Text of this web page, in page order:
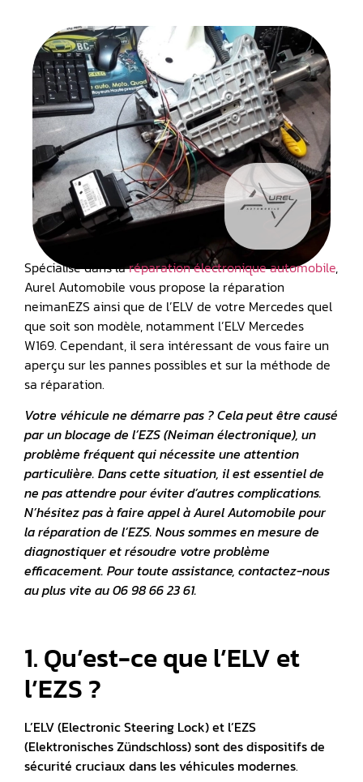
Spécialisé dans laréparation électronique automobile,
Aurel Automobile vous propose la réparation
neimanEZS ainsi que de l’ELV de votre Mercedes quel
que soit son modèle, notamment l’ELV Mercedes
W169. Cependant, il sera intéressant de vous faire un
aperçu sur les pannes possibles et sur la méthode de
sa réparation.
Votre véhicule ne démarre pas ? Cela peut être causé
par un blocage de l’EZS (Neiman électronique), un
problème fréquent qui nécessite une attention
particulière. Dans cette situation, il est essentiel de
ne pas attendre pour éviter d’autres complications.
N’hésitez pas à faire appel à Aurel Automobile pour
la réparation de l’EZS. Nous sommes en mesure de
diagnostiquer et résoudre votre problème
efficacement. Pour toute assistance, contactez-nous
au plus vite au 06 98 66 23 61.
1. Qu’est-ce que l’ELV et
l’EZS ?
L’ELV (Electronic Steering Lock) et l’EZS
(Elektronisches Zündschloss) sont des dispositifs de
sécurité cruciaux dans les véhicules modernes.